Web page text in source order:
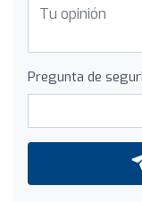
Pregunta de